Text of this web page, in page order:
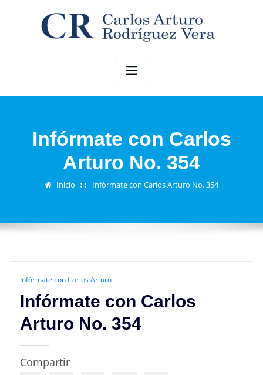
Infórmate con Carlos
Arturo No. 354
Inicio Infórmate con Carlos Arturo No. 354
Infórmate con Carlos Arturo
Infórmate con Carlos
Arturo No. 354
Compartir